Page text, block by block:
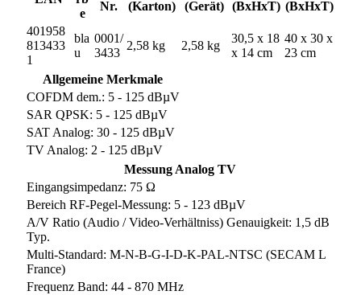
e
Nr.
(Karton)
(Gerät) (BxHxT) (BxHxT)
401958
813433
1
bla
u
0001/
3433
2,58 kg 2,58 kg
30,5 x 18
x 14 cm
40 x 30 x
23 cm
Allgemeine Merkmale
COFDM dem.: 5 - 125 dBµV
SAR QPSK: 5 - 125 dBµV
SAT Analog: 30 - 125 dBµV
TV Analog: 2 - 125 dBµV
Messung Analog TV
Eingangsimpedanz: 75 Ω
Bereich RF-Pegel-Messung: 5 - 123 dBµV
A/V Ratio (Audio / Video-Verhältniss) Genauigkeit: 1,5 dB
Typ.
Multi-Standard: M-N-B-G-I-D-K-PAL-NTSC (SECAM L
France)
Frequenz Band: 44 - 870 MHz